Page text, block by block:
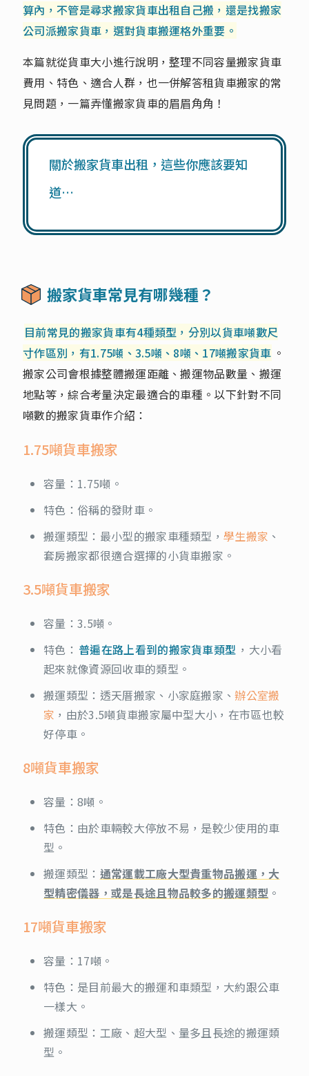
算內，不管是尋求搬家貨車出租自己搬，還是找搬家
公司派搬家貨車，選對貨車搬運格外重要。
本篇就從貨車大小進行說明，整理不同容量搬家貨車
費用、特色、適合人群，也一併解答租貨車搬家的常
見問題，一篇弄懂搬家貨車的眉眉角角！
關於搬家貨車出租，這些你應該要知
道…
搬家貨車常見有哪幾種？
目前常見的搬家貨車有4種類型，分別以貨車噸數尺
寸作區別，有1.75噸、3.5噸、8噸、17噸搬家貨車 。
搬家公司會根據整體搬運距離、搬運物品數量、搬運
地點等，綜合考量決定最適合的車種。以下針對不同
噸數的搬家貨車作介紹：
1.75噸貨車搬家
容量：1.75噸。
特色：俗稱的發財車。
搬運類型：最小型的搬家車種類型，學生搬家 、
套房搬家都很適合選擇的小貨車搬家。
3.5噸貨車搬家
容量：3.5噸。
特色： 普遍在路上看到的搬家貨車類型 ，大小看
起來就像資源回收車的類型。
搬運類型：透天厝搬家、小家庭搬家、辦公室搬
家 ，由於3.5噸貨車搬家屬中型大小，在市區也較
好停車。
8噸貨車搬家
容量：8噸。
特色：由於車輛較大停放不易，是較少使用的車
型。
搬運類型： 通常運載工廠大型貴重物品搬運，大
型精密儀器，或是長途且物品較多的搬運類型 。
17噸貨車搬家
容量：17噸。
特色：是目前最大的搬運和車類型，大約跟公車
一樣大。
搬運類型：工廠、超大型、量多且長途的搬運類
型。